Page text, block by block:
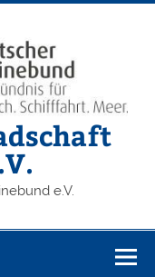
e.V.